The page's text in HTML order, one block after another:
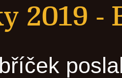
2019 -